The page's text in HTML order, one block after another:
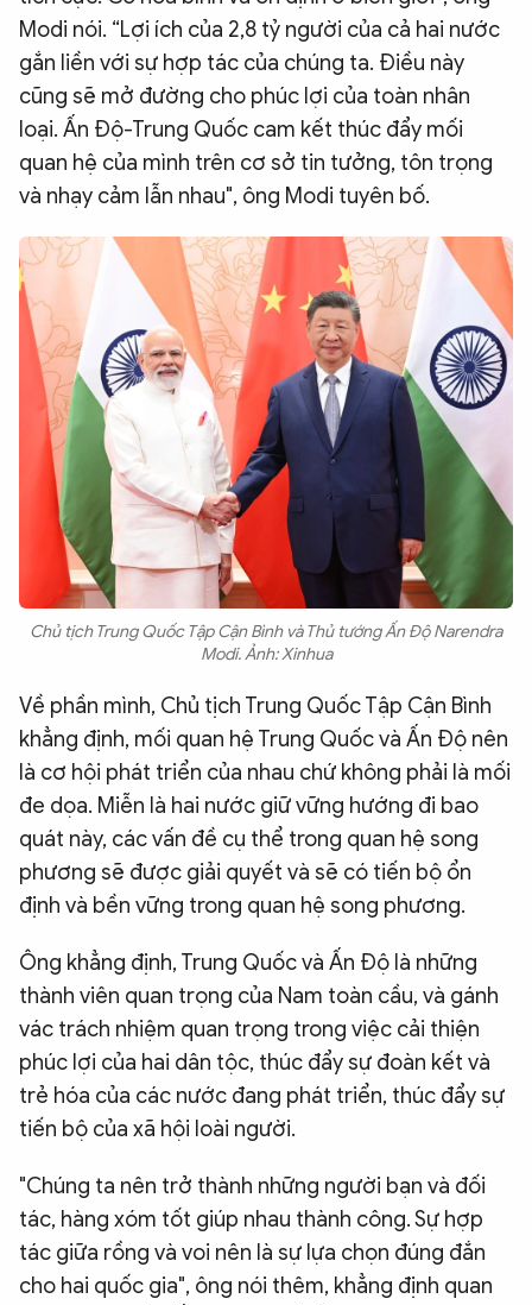
Modi nói. “Lợi ích của 2,8 tỷ người của cả hai nước
gắn liền với sự hợp tác của chúng ta. Điều này
cũng sẽ mở đường cho phúc lợi của toàn nhân
loại. Ấn Độ-Trung Quốc cam kết thúc đẩy mối
quan hệ của mình trên cơ sở tin tưởng, tôn trọng
và nhạy cảm lẫn nhau", ông Modi tuyên bố.
Chủ tịch Trung Quốc Tập Cận Bình và Thủ tướng Ấn Độ Narendra
Modi. Ảnh: Xinhua
Về phần mình, Chủ tịch Trung Quốc Tập Cận Bình
khẳng định, mối quan hệ Trung Quốc và Ấn Độ nên
là cơ hội phát triển của nhau chứ không phải là mối
đe dọa. Miễn là hai nước giữ vững hướng đi bao
quát này, các vấn đề cụ thể trong quan hệ song
phương sẽ được giải quyết và sẽ có tiến bộ ổn
định và bền vững trong quan hệ song phương.
Ông khẳng định, Trung Quốc và Ấn Độ là những
thành viên quan trọng của Nam toàn cầu, và gánh
vác trách nhiệm quan trọng trong việc cải thiện
phúc lợi của hai dân tộc, thúc đẩy sự đoàn kết và
trẻ hóa của các nước đang phát triển, thúc đẩy sự
tiến bộ của xã hội loài người.
"Chúng ta nên trở thành những người bạn và đối
tác, hàng xóm tốt giúp nhau thành công. Sự hợp
tác giữa rồng và voi nên là sự lựa chọn đúng đắn
cho hai quốc gia", ông nói thêm, khẳng định quan